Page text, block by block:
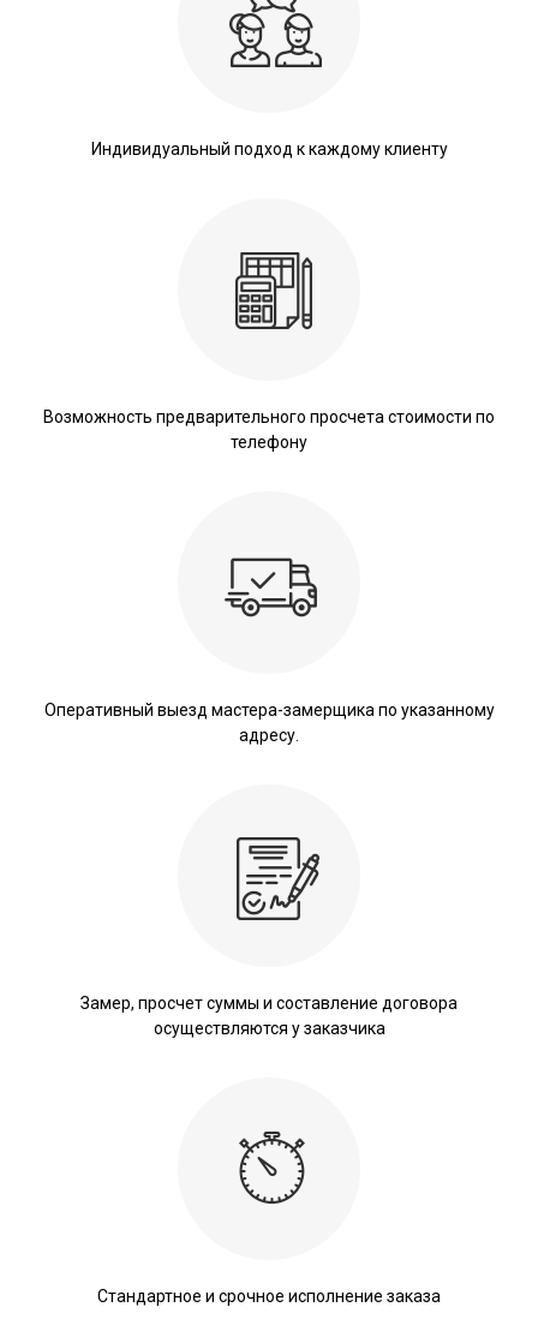
Индивидуальный подход к каждому клиенту
Возможность предварительного просчета стоимости по
телефону
Оперативный выезд мастера-замерщика по указанному
адресу.
Замер, просчет суммы и составление договора
осуществляются у заказчика
Стандартное и срочное исполнение заказа